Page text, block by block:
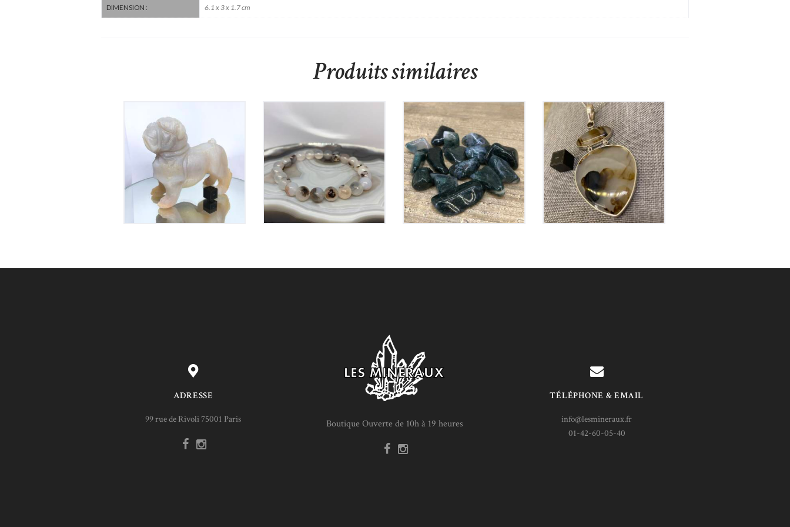
DIMENSION : 6.1 x 3 x 1.7 cm
Produits similaires
Chien en Agate
550€
Bracelet Agate
25€
Agate Mousse Polie
3€
Pendentif Agate
220€
ADRESSE
99 rue de Rivoli 75001 Paris Boutique Ouverte de 10h à 19 heures
TÉLÉPHONE & EMAIL
info@lesmineraux.fr
01-42-60-05-40